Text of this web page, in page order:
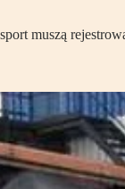
muszą